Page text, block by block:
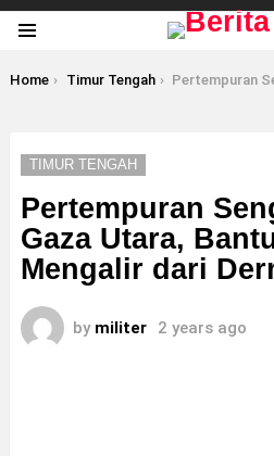
You are here:
Home Timur Tengah Pertempuran Sengit Pecah di Gaza Utara, Bantuan Mulai Mengalir dari
TIMUR TENGAH
Pertempuran
Gaza Utara,
Mengalir dari
by militer 2 years ago